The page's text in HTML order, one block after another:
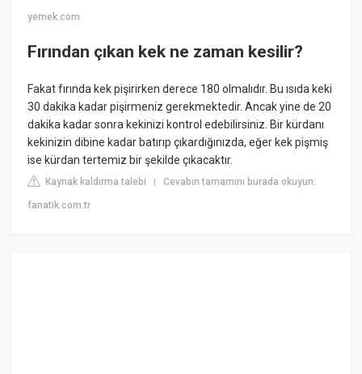
yemek.com
Fırından çıkan kek ne zaman kesilir?
Fakat fırında kek pişirirken derece 180 olmalıdır. Bu ısıda keki
30 dakika kadar pişirmeniz gerekmektedir. Ancak yine de 20
dakika kadar sonra kekinizi kontrol edebilirsiniz. Bir kürdanı
kekinizin dibine kadar batırıp çıkardığınızda, eğer kek pişmiş
ise kürdan tertemiz bir şekilde çıkacaktır.
Kaynak kaldırma talebi |Cevabın tamamını burada okuyun:
fanatik.com.tr